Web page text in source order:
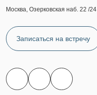
Москва, Озерковская наб. 22 /24
Записаться на встречу